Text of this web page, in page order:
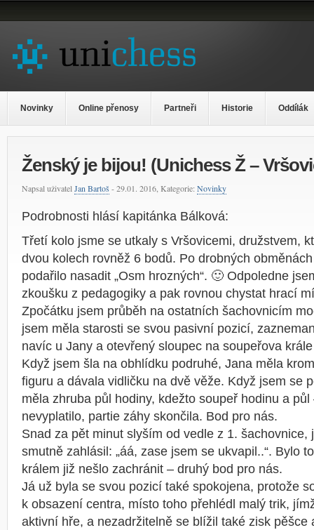
Novinky Online přenosy Partneři Historie Oddílák
Ženský je bijou! (Unichess Ž –
Napsal uživatel Jan Bartoš - 29.01. 2016, Kategorie: Novinky
Podrobnosti hlásí kapitánka Bálková:
Třetí kolo jsme se utkaly s Vršovicemi, družstvem,
dvou kolech rovněž 6 bodů. Po drobných
podařilo nasadit „Osm hrozných“. 🙂 Odpoledne
zkoušku z pedagogiky a pak rovnou chystat hrací
Zpočátku jsem průběh na ostatních šachovnicím
jsem měla starosti se svou pasivní pozicí,
navíc u Jany a otevřený sloupec na soupeřova
Když jsem šla na obhlídku podruhé, Jana měla
figuru a dávala vidličku na dvě věže. Když jsem se
měla zhruba půl hodiny, kdežto soupeř hodinu a
nevyplatilo, partie záhy skončila. Bod pro nás.
Snad za pět minut slyším od vedle z 1. šachovnice,
smutně zahlásil: „áá, zase jsem se ukvapil..“. Bylo
králem již nešlo zachránit – druhý bod pro nás.
Já už byla se svou pozicí také spokojena, protože
k obsazení centra, místo toho přehlédl malý trik,
aktivní hře, a nezadržitelně se blížil také zisk pěšce